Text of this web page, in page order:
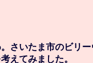
さいたま市のビリー
えてみました。